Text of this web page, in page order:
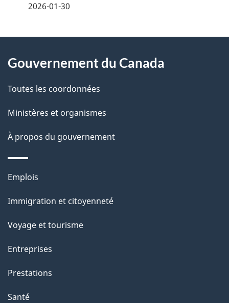
i
l
s
d
e
l
a
p
a
g
e
2026-01-30
propos
de
ce
site
Gouvernement du Canada
Toutes les coordonnées
Ministères et organismes
À propos du gouvernement
Thèmes
sujets
Emplois
Immigration et citoyenneté
Voyage et tourisme
Entreprises
Prestations
Santé